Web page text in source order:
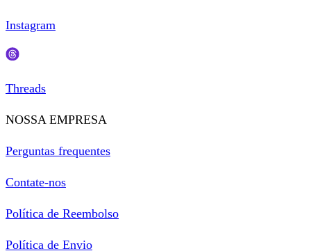
Instagram
Threads
NOSSA EMPRESA
Perguntas frequentes
Contate-nos
Política de Reembolso
Política de Envio